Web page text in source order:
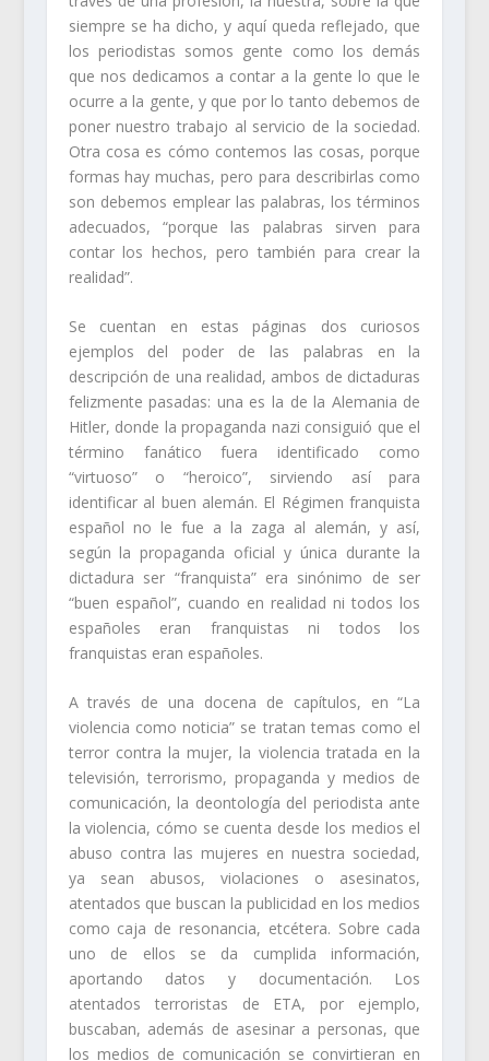
siempre se ha dicho, y aquí queda reflejado, que
los periodistas somos gente como los demás
que nos dedicamos a contar a la gente lo que le
ocurre a la gente, y que por lo tanto debemos de
poner nuestro trabajo al servicio de la sociedad.
Otra cosa es cómo contemos las cosas, porque
formas hay muchas, pero para describirlas como
son debemos emplear las palabras, los términos
adecuados, “porque las palabras sirven para
contar los hechos, pero también para crear la
realidad”.
Se cuentan en estas páginas dos curiosos
ejemplos del poder de las palabras en la
descripción de una realidad, ambos de dictaduras
felizmente pasadas: una es la de la Alemania de
Hitler, donde la propaganda nazi consiguió que el
término fanático fuera identificado como
“virtuoso” o “heroico”, sirviendo así para
identificar al buen alemán. El Régimen franquista
español no le fue a la zaga al alemán, y así,
según la propaganda oficial y única durante la
dictadura ser “franquista” era sinónimo de ser
“buen español”, cuando en realidad ni todos los
españoles eran franquistas ni todos los
franquistas eran españoles.
A través de una docena de capítulos, en “La
violencia como noticia” se tratan temas como el
terror contra la mujer, la violencia tratada en la
televisión, terrorismo, propaganda y medios de
comunicación, la deontología del periodista ante
la violencia, cómo se cuenta desde los medios el
abuso contra las mujeres en nuestra sociedad,
ya sean abusos, violaciones o asesinatos,
atentados que buscan la publicidad en los medios
como caja de resonancia, etcétera. Sobre cada
uno de ellos se da cumplida información,
aportando datos y documentación. Los
atentados terroristas de ETA, por ejemplo,
buscaban, además de asesinar a personas, que
los medios de comunicación se convirtieran en